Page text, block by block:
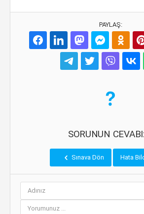
PAYLAŞ:
SORUNUN
Sınava Dön Hata